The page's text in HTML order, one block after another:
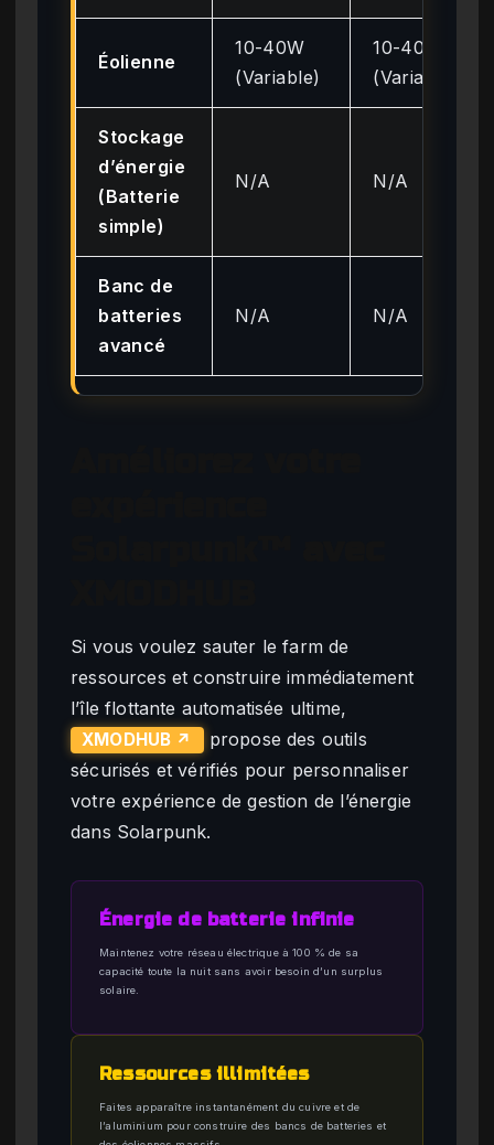
Éolienne
10-40W
(Variable)
10-40W
(Variable)
Stockage
d’énergie
(Batterie
simple)
N/A N/A
Banc de
batteries
avancé
N/A N/A
Si vous voulez sauter le farm de
ressources et construire immédiatement
l’île flottante automatisée ultime,
XMODHUB ↗
propose des outils
sécurisés et vérifiés pour personnaliser
votre expérience de gestion de l’énergie
dans Solarpunk.
Énergie de batterie infinie
Maintenez votre réseau électrique à 100 % de sa
capacité toute la nuit sans avoir besoin d’un surplus
solaire.
Ressources illimitées
Faites apparaître instantanément du cuivre et de
l’aluminium pour construire des bancs de batteries et